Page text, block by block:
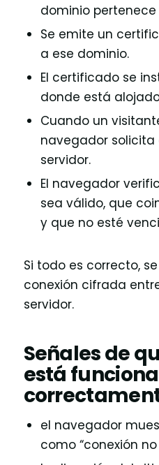
dominio
Se emite un
a ese dominio.
El certificado se
donde está
Cuando un
navegador
servidor.
El navegador
sea válido, que
y que no esté
Si todo es correcto,
conexión cifrada
servidor.
Señales de
está
el navegador
como “conexión